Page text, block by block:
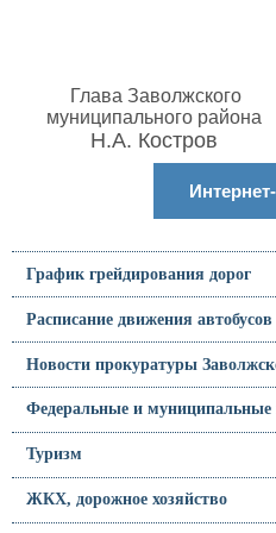
Глава Заволжского
муниципального района
Н.А. Костров
График грейдирования дорог
Расписание движения автобусов
Новости прокуратуры
Федеральные и
Туризм
ЖКХ, дорожное хозяйство